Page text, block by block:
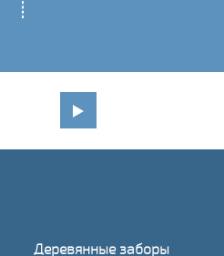
Деревянные заборы